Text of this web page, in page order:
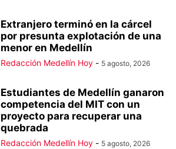
Extranjero terminó en la cárcel
por presunta explotación de una
menor en Medellín
Redacción Medellín Hoy - 5 agosto, 2026
Estudiantes de Medellín ganaron
competencia del MIT con un
proyecto para recuperar una
quebrada
Redacción Medellín Hoy - 5 agosto, 2026